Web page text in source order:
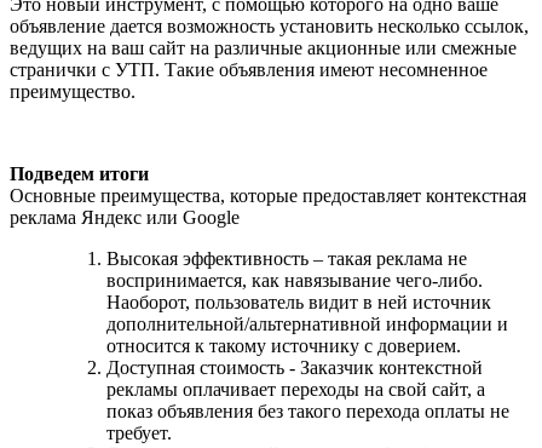
Это новый инструмент, с помощью которого на одно ваше
объявление дается возможность установить несколько ссылок,
ведущих на ваш сайт на различные акционные или смежные
странички с УТП. Такие объявления имеют несомненное
преимущество.
Подведем итоги
Основные преимущества, которые предоставляет контекстная
реклама Яндекс или Google
Высокая эффективность – такая реклама не
воспринимается, как навязывание чего-либо.
Наоборот, пользователь видит в ней источник
дополнительной/альтернативной информации и
относится к такому источнику с доверием.
Доступная стоимость - Заказчик контекстной
рекламы оплачивает переходы на свой сайт, а
показ объявления без такого перехода оплаты не
требует.